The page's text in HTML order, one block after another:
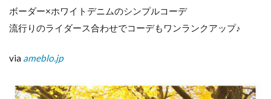
ボーダー×ホワイトデニムのシンプルコーデ
流行りのライダース合わせでコーデもワンランクアップ♪
via ameblo.jp